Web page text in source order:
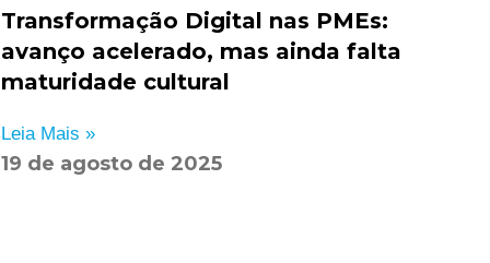
Transformação Digital nas PMEs:
avanço acelerado, mas ainda falta
maturidade cultural
Leia Mais »
19 de agosto de 2025